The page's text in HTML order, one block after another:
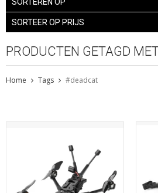
SORTEER OP PRIJS
PRODUCTEN GETAGD
Home Tags #deadcat